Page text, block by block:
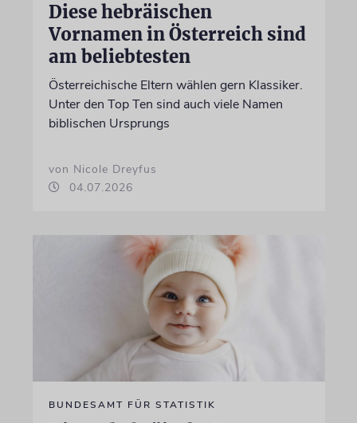
Diese hebräischen
Vornamen in Österreich sind
am beliebtesten
Österreichische Eltern wählen gern Klassiker.
Unter den Top Ten sind auch viele Namen
biblischen Ursprungs
von Nicole Dreyfus
04.07.2026
BUNDESAMT FÜR STATISTIK